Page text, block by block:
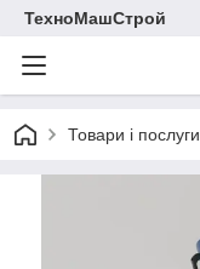
ТехноМашСтрой
Товари і послуги